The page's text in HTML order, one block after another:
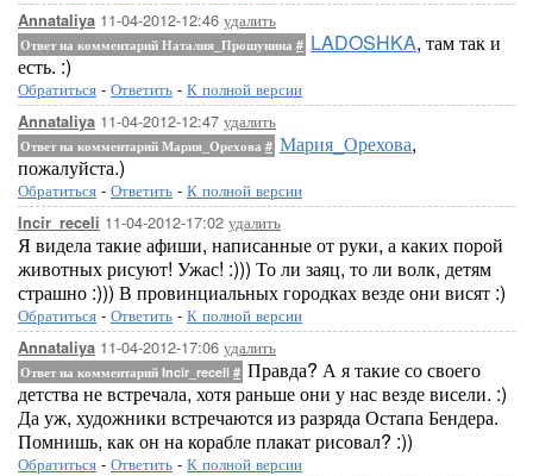
Annataliya 11-04-2012-12:46 удалить
Ответ на комментарий Наталия_Прошунина # LADOSHKA, там так и
есть. :)
Обратиться - Ответить - К полной версии
Annataliya 11-04-2012-12:47 удалить
Ответ на комментарий Мария_Орехова # Мария_Орехова,
пожалуйста.)
Обратиться - Ответить - К полной версии
Incir_receli 11-04-2012-17:02 удалить
Я видела такие афиши, написанные от руки, а каких порой
животных рисуют! Ужас! :))) То ли заяц, то ли волк, детям
страшно :))) В провинциальных городках везде они висят :)
Обратиться - Ответить - К полной версии
Annataliya 11-04-2012-17:06 удалить
Ответ на комментарий Incir_receli # Правда? А я такие со своего
детства не встречала, хотя раньше они у нас везде висели. :)
Да уж, художники встречаются из разряда Остапа Бендера.
Помнишь, как он на корабле плакат рисовал? :))
Обратиться - Ответить - К полной версии